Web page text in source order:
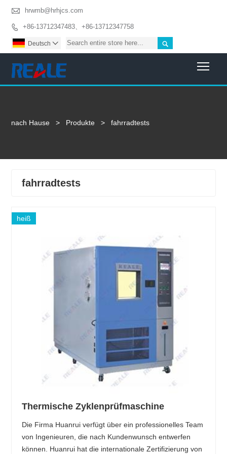
 hrwmb@hrhjcs.com
 +86-13712347483、+86-13712347758

Deutsch 
nach Hause > Produkte > fahrradtests
fahrradtests
heiß
Thermische Zyklenprüfmaschine
Die Firma Huanrui verfügt über ein professionelles Team
von Ingenieuren, die nach Kundenwunsch entwerfen
können. Huanrui hat die internationale Zertifizierung von